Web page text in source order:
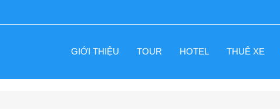
GIỚI THIỆU TOUR HOTEL THUÊ XE